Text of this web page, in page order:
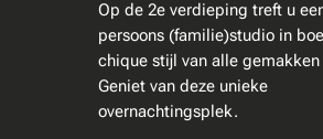
Op de 2e verdieping treft u
persoons (familie)studio in
chique stijl van alle gemakken
Geniet van deze unieke
overnachtingsplek.